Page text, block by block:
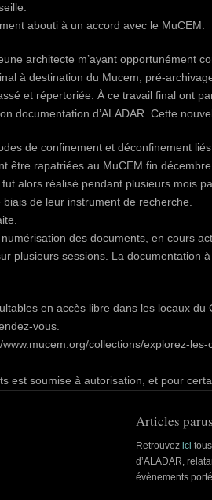
abouti à un accord avec le MuCEM.
architecte m’ayant opportunément
à destination du Mucem, pré-
et répertoriée. À ce travail final ont
documentation d’ALADAR. Cette
de confinement et déconfinement
être rapatriées au MuCEM fin
alors réalisé pendant plusieurs mois
de leur instrument de recherche.
des documents, en cours
plusieurs sessions. La documentation
en accès libre dans les locaux
vous.
collections/explorez-
est soumise à autorisation, et pour
Articles
Retrouvez ici
d’ALADAR,
évènements